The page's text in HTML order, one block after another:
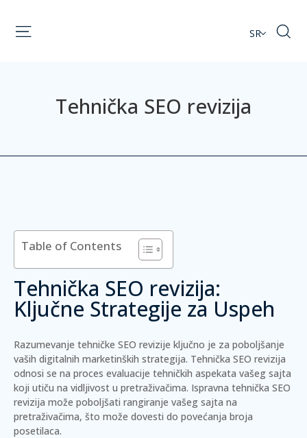
SR
Tehnička SEO revizija
Table of Contents
Tehnička SEO revizija:
Ključne Strategije za Uspeh
Razumevanje tehničke SEO revizije ključno je za poboljšanje
vaših digitalnih marketinških strategija. Tehnička SEO revizija
odnosi se na proces evaluacije tehničkih aspekata vašeg sajta
koji utiču na vidljivost u pretraživačima. Ispravna tehnička SEO
revizija može poboljšati rangiranje vašeg sajta na
pretraživačima, što može dovesti do povećanja broja
posetilaca.